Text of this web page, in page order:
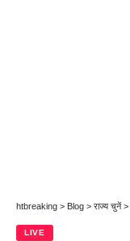
htbreaking > Blog > राज्य चुनें >
LIVE